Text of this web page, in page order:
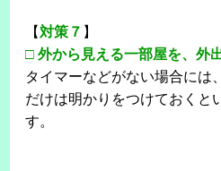
【対策７ 】
□外から見える一部屋を、外
タイマーなどがない場合には
だけは明かりをつけておくと
す。